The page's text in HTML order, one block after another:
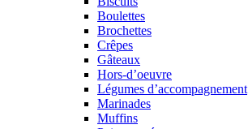
Boulettes
Brochettes
Crêpes
Gâteaux
Hors-d’oeuvre
Légumes d’accompagnement
Marinades
Muffins